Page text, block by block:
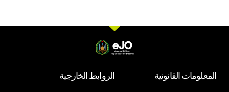
المعلومات القانونية الروابط الخارجية